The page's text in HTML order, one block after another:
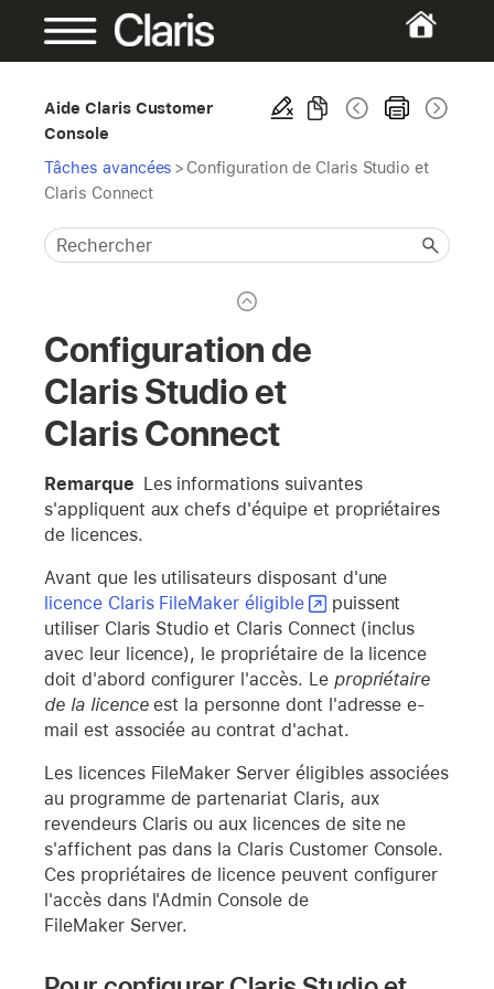
Aide Claris Customer
Console
Tâches avancées > Configuration de Claris Studio et
Claris Connect
Configuration de
Claris Studio et
Claris Connect
Remarque Les informations suivantes
s'appliquent aux chefs d'équipe et propriétaires
de licences.
Avant que les utilisateurs disposant d'une
licence Claris FileMaker éligible
puissent
utiliser Claris Studio et Claris Connect (inclus
avec leur licence), le propriétaire de la licence
doit d'abord configurer l'accès. Le propriétaire
de la licenceest la personne dont l'adresse e-
mail est associée au contrat d'achat.
Les licences FileMaker Server éligibles associées
au programme de partenariat Claris, aux
revendeurs Claris ou aux licences de site ne
s'affichent pas dans la Claris Customer Console.
Ces propriétaires de licence peuvent configurer
l'accès dans l'Admin Console de
FileMaker Server.